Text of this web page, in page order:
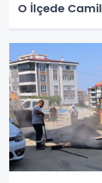
O İlçede